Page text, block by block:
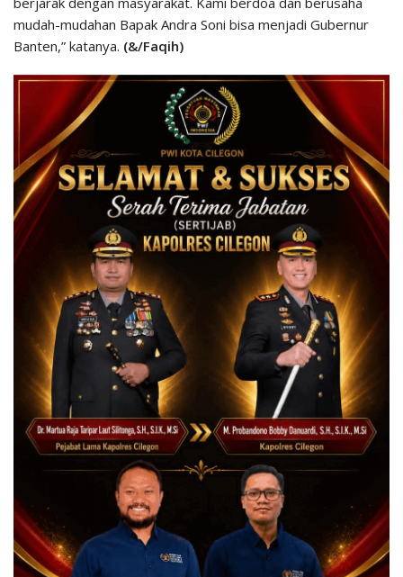
mudah-mudahan Bapak Andra Soni bisa menjadi Gubernur
Banten,” katanya. (&/Faqih)